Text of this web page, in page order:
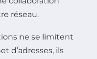
réseau.
ne se limitent
d’adresses, ils